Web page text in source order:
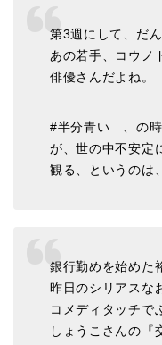
第3週にして、だ
あの若手、コウノ
俳優さんだよね。
#半分青い 、の時
が、世の中不安定
観る、というのは
銀行勤めを始めた
昨日のシリアスな
コメディタッチで
しょうこさんの『